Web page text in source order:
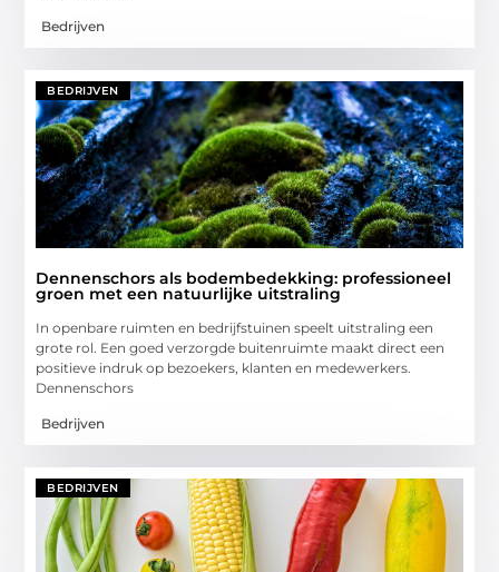
Bedrijven
BEDRIJVEN
Dennenschors als bodembedekking: professioneel
groen met een natuurlijke uitstraling
In openbare ruimten en bedrijfstuinen speelt uitstraling een
grote rol. Een goed verzorgde buitenruimte maakt direct een
positieve indruk op bezoekers, klanten en medewerkers.
Dennenschors
Bedrijven
BEDRIJVEN